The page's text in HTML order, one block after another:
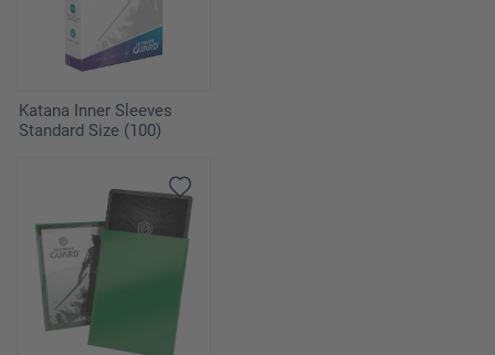
Katana Inner Sleeves
Standard Size (100)